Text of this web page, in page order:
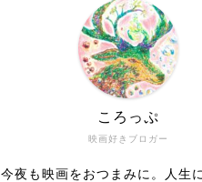
映画好きブロガー
ころっぷ
今夜も映画をおつまみに。人生